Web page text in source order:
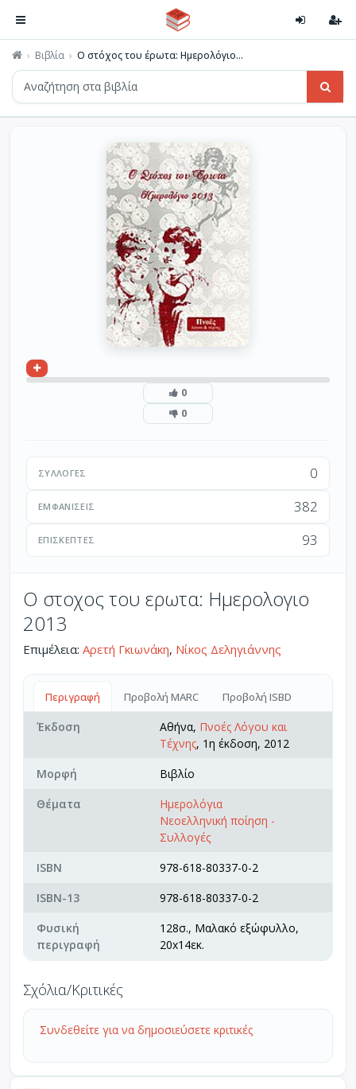
Βιβλία Ο στόχος του έρωτα: Ημερολόγιο...
0
0
ΣΥΛΛΟΓΈΣ 0
ΕΜΦΑΝΊΣΕΙΣ 382
ΕΠΙΣΚΈΠΤΕΣ 93
Ο στοχος του ερωτα: Ημερολογιο
2013
Επιμέλεια: Αρετή Γκιωνάκη, Νίκος Δεληγιάννης
Περιγραφή Προβολή MARC Προβολή ISBD
Έκδοση Αθήνα, Πνοές Λόγου και
Τέχνης, 1η έκδοση, 2012
Μορφή
Βιβλίο
Θέματα
Ημερολόγια
Νεοελληνική ποίηση -
Συλλογές
ISBN
978-618-80337-0-2
ISBN-13
978-618-80337-0-2
Φυσική
περιγραφή
128σ., Μαλακό εξώφυλλο,
20x14εκ.
Σχόλια/Κριτικές
Συνδεθείτε για να δημοσιεύσετε κριτικές